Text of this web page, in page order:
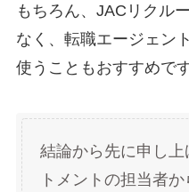
もちろん、JACリクル
なく、転職エージェン
使うこともおすすめです
結論から先に申し
トメントの担当者